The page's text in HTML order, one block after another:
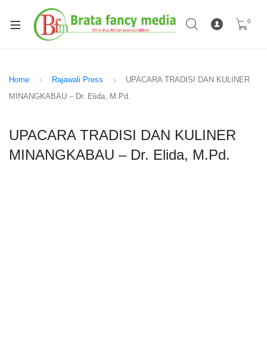
0
Home Rajawali Press
UPACARA TRADISI DAN KULINER
MINANGKABAU – Dr. Elida, M.Pd.
UPACARA TRADISI DAN KULINER
MINANGKABAU – Dr. Elida, M.Pd.